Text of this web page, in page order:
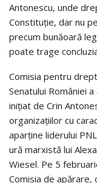
Antonescu, unde
Constituţie, dar nu
precum bunăoară
poate trage
Comisia pentru
Senatului României
iniţiat de Crin
organizaţiilor cu
aparţine liderului
ură marxistă lui
Wiesel. Pe 5
Comisia de apărare,